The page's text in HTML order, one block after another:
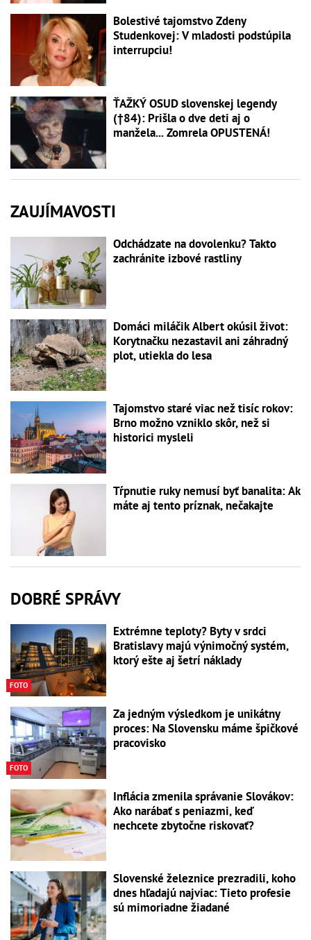
Bolestivé tajomstvo Zdeny
Studenkovej: V mladosti podstúpila
interrupciu!
ŤAŽKÝ OSUD slovenskej legendy
(†84): Prišla o dve deti aj o
manžela... Zomrela OPUSTENÁ!
ZAUJÍMAVOSTI
Odchádzate na dovolenku? Takto
zachránite izbové rastliny
Domáci miláčik Albert okúsil život:
Korytnačku nezastavil ani záhradný
plot, utiekla do lesa
Tajomstvo staré viac než tisíc rokov:
Brno možno vzniklo skôr, než si
historici mysleli
Tŕpnutie ruky nemusí byť banalita: Ak
máte aj tento príznak, nečakajte
DOBRÉ SPRÁVY
FOTO
Extrémne teploty? Byty v srdci
Bratislavy majú výnimočný systém,
ktorý ešte aj šetrí náklady
FOTO
Za jedným výsledkom je unikátny
proces: Na Slovensku máme špičkové
pracovisko
Inflácia zmenila správanie Slovákov:
Ako narábať s peniazmi, keď
nechcete zbytočne riskovať?
Slovenské železnice prezradili, koho
dnes hľadajú najviac: Tieto profesie
sú mimoriadne žiadané